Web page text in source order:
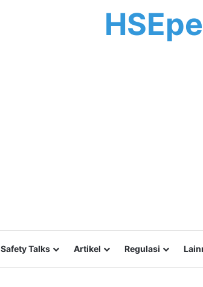
Safety Talks Artikel Regulasi
pada Mesin sesuai ISO 13851:2019